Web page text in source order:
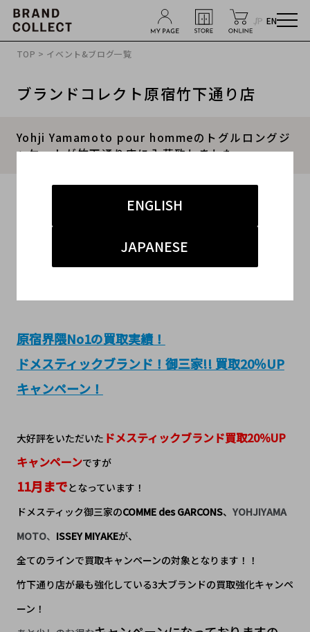
JP EN
ENGLISH
JAPANESE
TOP > イベント&ブログ一覧
ブランドコレクト原宿竹下通り店
Yohji Yamamoto pour hommeのトグルロングジ
ャケットが竹下通り店に入荷致しました。
#ヨウジヤマモト
#竹下 ドメスティック メンズ
原宿界隈No1の買取実績！
ドメスティックブランド！御三家!! 買取20％UP
キャンペーン！
大好評をいただいた ドメスティックブランド買取20％UP
キャンペーンですが
11月までとなっています！
ドメスティック御三家のCOMME des GARCONS、 YOHJIYAMA
MOTO、 ISSEY MIYAKEが、
全てのラインで買取キャンペーンの対象となります！！
竹下通り店が最も強化している3大ブランドの買取強化キャンペ
ーン！